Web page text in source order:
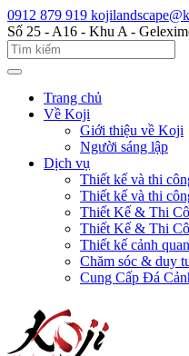
0912 879 919
Số 25 - A16 - Khu A -
Trang chủ
Về Koji
Giới thiệu về Koji
Người sáng lập
Dịch vụ
Thiết kế và thi
Thiết kế và thi
Thiết Kế & Thi
Thiết Kế & Thi
Thiết kế cảnh
Chăm sóc & duy
Cung Cấp Đá